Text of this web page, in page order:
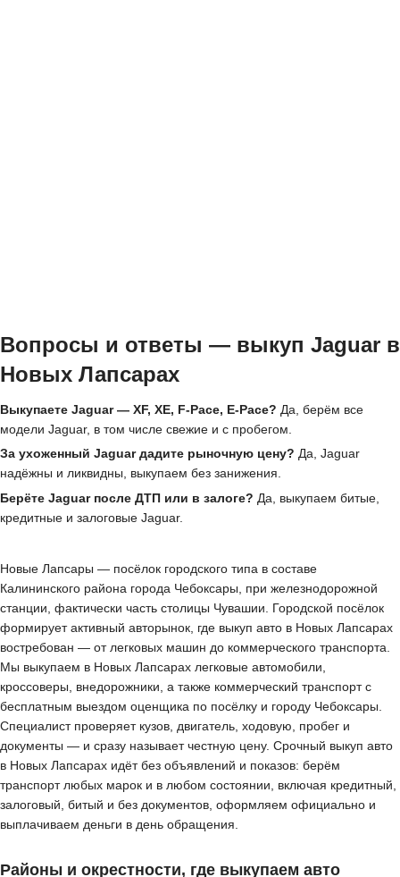
Вопросы и ответы — выкуп Jaguar в
Новых Лапсарах
Выкупаете Jaguar — XF, XE, F-Pace, E-Pace? Да, берём все
модели Jaguar, в том числе свежие и с пробегом.
За ухоженный Jaguar дадите рыночную цену? Да, Jaguar
надёжны и ликвидны, выкупаем без занижения.
Берёте Jaguar после ДТП или в залоге? Да, выкупаем битые,
кредитные и залоговые Jaguar.
Новые Лапсары — посёлок городского типа в составе
Калининского района города Чебоксары, при железнодорожной
станции, фактически часть столицы Чувашии. Городской посёлок
формирует активный авторынок, где выкуп авто в Новых Лапсарах
востребован — от легковых машин до коммерческого транспорта.
Мы выкупаем в Новых Лапсарах легковые автомобили,
кроссоверы, внедорожники, а также коммерческий транспорт с
бесплатным выездом оценщика по посёлку и городу Чебоксары.
Специалист проверяет кузов, двигатель, ходовую, пробег и
документы — и сразу называет честную цену. Срочный выкуп авто
в Новых Лапсарах идёт без объявлений и показов: берём
транспорт любых марок и в любом состоянии, включая кредитный,
залоговый, битый и без документов, оформляем официально и
выплачиваем деньги в день обращения.
Районы и окрестности, где выкупаем авто